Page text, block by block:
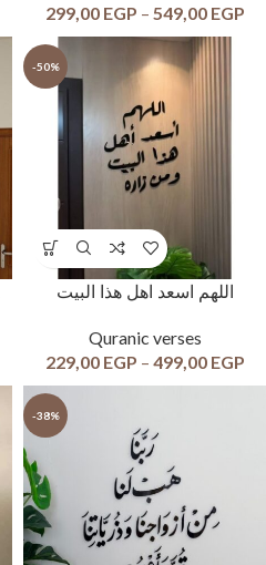
299,00 EGP – 549,00 EGP
-50%
اللهم اسعد اهل هذا البيت
Quranic verses
229,00 EGP – 499,00 EGP
-38%